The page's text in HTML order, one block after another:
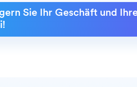
Sie Ihr Geschäft und